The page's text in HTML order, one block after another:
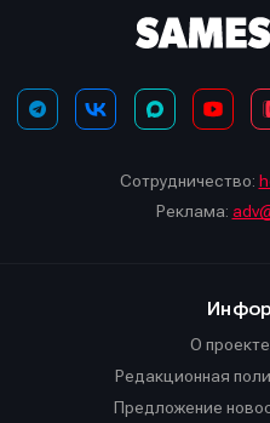
Сотрудничество:
Реклама:
О проекте
Редакционная
Предложение